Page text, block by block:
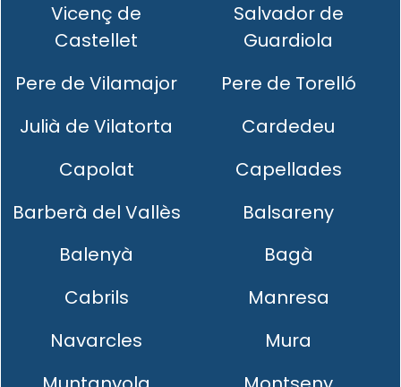
Vicenç de
Castellet
Salvador de
Guardiola
Pere de Vilamajor
Pere de Torelló
Julià de Vilatorta
Cardedeu
Capolat
Capellades
Barberà del Vallès
Balsareny
Balenyà
Bagà
Cabrils
Manresa
Navarcles
Mura